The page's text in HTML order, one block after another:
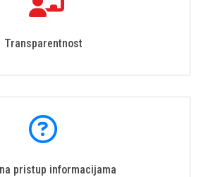
Transparentnost
pristup informacijama